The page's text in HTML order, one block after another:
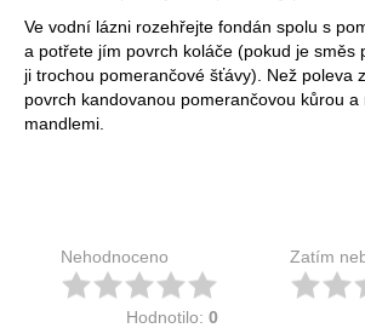
Ve vodní lázni rozehřejte fondán spolu s
a potřete jím povrch koláče (pokud je směs
ji trochou pomerančové šťávy). Než poleva
povrch kandovanou pomerančovou kůrou a
mandlemi.
Nehodnoceno
Hodnotilo: 0
Zatím